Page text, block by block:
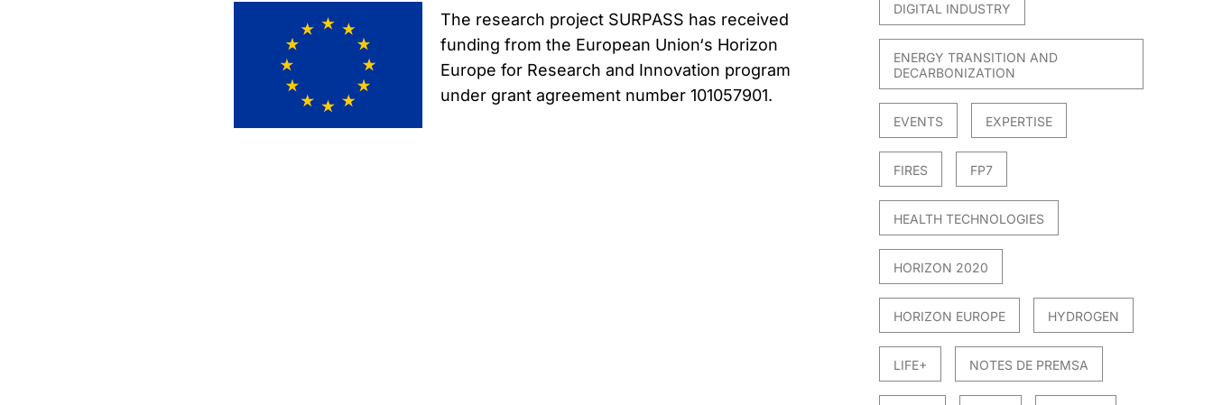
The research project SURPASS has received
funding from the European Union‘s Horizon
Europe for Research and Innovation program
under grant agreement number 101057901.
DIGITAL INDUSTRY
ENERGY TRANSITION AND
DECARBONIZATION
EVENTS EXPERTISE
FIRES FP7
HEALTH TECHNOLOGIES
HORIZON 2020
HORIZON EUROPE HYDROGEN
LIFE+ NOTES DE PREMSA